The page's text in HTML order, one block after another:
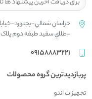
-طلاي سفيد طبقه دوم پلاک 105
09158883221
پربازدیدترین گروه محصولات
تجهیزات اندو